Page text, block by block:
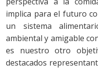
implica para el futuro
un sistema
ambiental y amigable
es nuestro otro
destacados